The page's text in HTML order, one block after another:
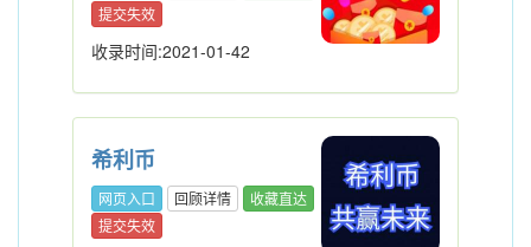
提交失效
收录时间:2021-01-42
希利币
网页入口 回顾详情
收藏直达
提交失效